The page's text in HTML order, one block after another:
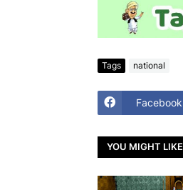
Tags national
Facebook
YOU MIGHT LIKE